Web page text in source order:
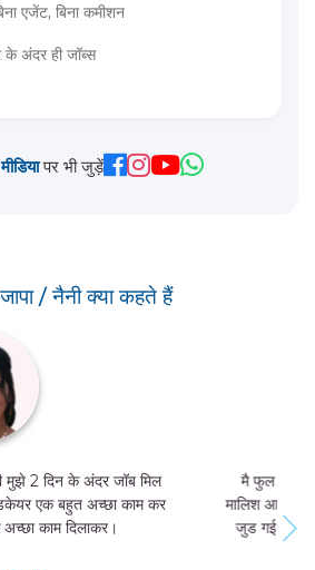
एजेंट, बिना कमीशन
के अंदर ही जॉब्स
पर भी जुड़ें
/ नैनी क्या कहते हैं
कर सकती थी, और मुझे मां और बच्चे की
MomKidCare के साथ फ्रीलांसर की तरह
में सिर्फ 4 घंटे काम करके भी 20000-